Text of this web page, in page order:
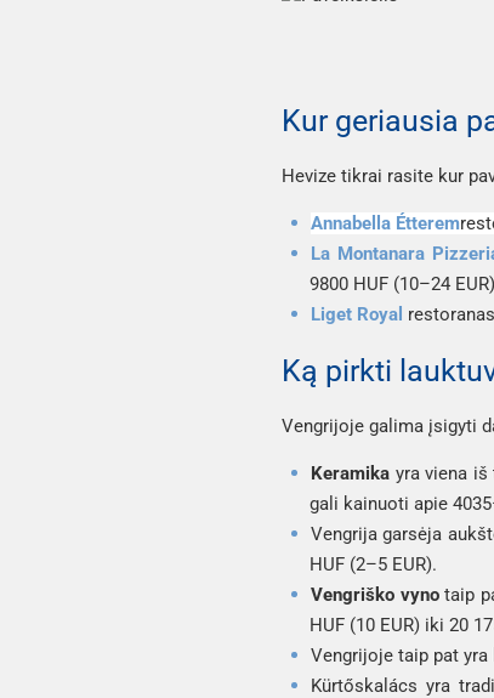
Kur geriausia
Hevize tikrai rasite kur
Annabella Étterem
La Montanara
9800 HUF (10–24
Liget Royal
Ką pirkti
Vengrijoje galima įsigyti
Keramika yra viena
gali kainuoti apie
Vengrija garsėja
HUF (2–5 EUR).
Vengriško vynotaip
HUF (10 EUR) iki 20
Vengrijoje taip pat
Kürtőskalács yra